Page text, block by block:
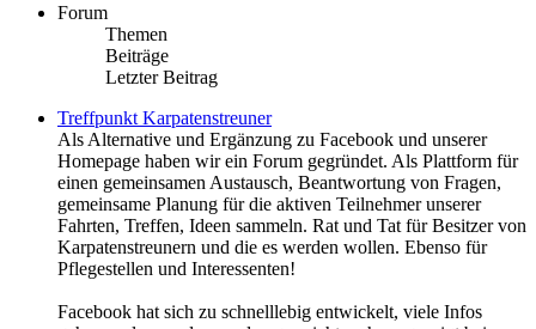
Forum
Themen
Beiträge
Letzter Beitrag
Treffpunkt Karpatenstreuner
Als Alternative und Ergänzung zu Facebook und unserer
Homepage haben wir ein Forum gegründet. Als Plattform für
einen gemeinsamen Austausch, Beantwortung von Fragen,
gemeinsame Planung für die aktiven Teilnehmer unserer
Fahrten, Treffen, Ideen sammeln. Rat und Tat für Besitzer von
Karpatenstreunern und die es werden wollen. Ebenso für
Pflegestellen und Interessenten!
Facebook hat sich zu schnelllebig entwickelt, viele Infos